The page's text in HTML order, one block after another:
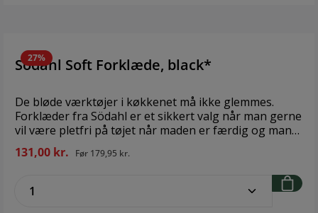
27%
Södahl Soft Forklæde, black*
De bløde værktøjer i køkkenet må ikke glemmes.
Forklæder fra Södahl er et sikkert valg når man gerne
vil være pletfri på tøjet når maden er færdig og man
skal nyde den med familien. Design: Södahl Størrelse:
70 x 73 cm Materiale: 100 % bomuld
131,00 kr. Før 179,95 kr.